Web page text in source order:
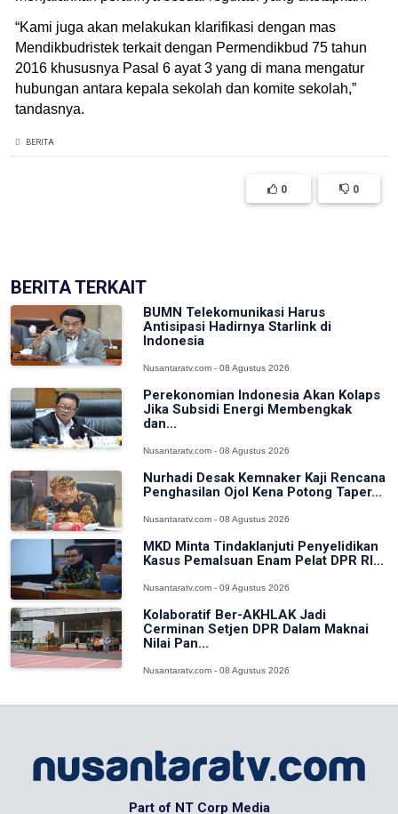
“Kami juga akan melakukan klarifikasi dengan mas
Mendikbudristek terkait dengan Permendikbud 75 tahun
2016 khususnya Pasal 6 ayat 3 yang di mana mengatur
hubungan antara kepala sekolah dan komite sekolah,”
tandasnya.
BERITA
0 0
BERITA TERKAIT
BUMN Telekomunikasi Harus
Antisipasi Hadirnya Starlink di
Indonesia
Nusantaratv.com - 08 Agustus 2026
Perekonomian Indonesia Akan Kolaps
Jika Subsidi Energi Membengkak
dan...
Nusantaratv.com - 08 Agustus 2026
Nurhadi Desak Kemnaker Kaji Rencana
Penghasilan Ojol Kena Potong Taper...
Nusantaratv.com - 08 Agustus 2026
MKD Minta Tindaklanjuti Penyelidikan
Kasus Pemalsuan Enam Pelat DPR RI...
Nusantaratv.com - 09 Agustus 2026
Kolaboratif Ber-AKHLAK Jadi
Cerminan Setjen DPR Dalam Maknai
Nilai Pan...
Nusantaratv.com - 08 Agustus 2026
Part of NT Corp Media